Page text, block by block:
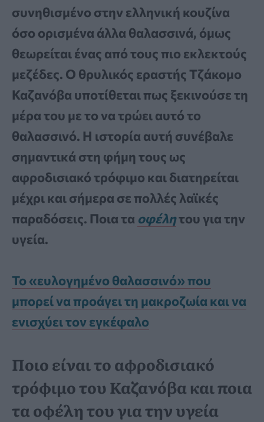
συνηθισμένο στην ελληνική κουζίνα
όσο ορισμένα άλλα θαλασσινά, όμως
θεωρείται ένας από τους πιο εκλεκτούς
μεζέδες. Ο θρυλικός εραστής Τζάκομο
Καζανόβα υποτίθεται πως ξεκινούσε τη
μέρα του με το να τρώει αυτό το
θαλασσινό. Η ιστορία αυτή συνέβαλε
σημαντικά στη φήμη τους ως
αφροδισιακό τρόφιμο και διατηρείται
μέχρι και σήμερα σε πολλές λαϊκές
παραδόσεις. Ποια τα οφέλητου για την
υγεία.
Το «ευλογημένο θαλασσινό» που
μπορεί να προάγει τη μακροζωία και να
ενισχύει τον εγκέφαλο
Ποιο είναι το αφροδισιακό
τρόφιμο του Καζανόβα και ποια
τα οφέλη του για την υγεία